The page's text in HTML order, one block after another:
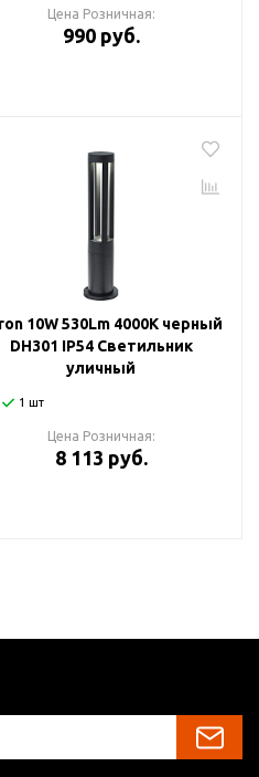
Цена Розничная:
990 руб.
10W 530Lm 4000K черный
DH301 IP54 Светильник
уличный
1 шт
Цена Розничная:
8 113 руб.